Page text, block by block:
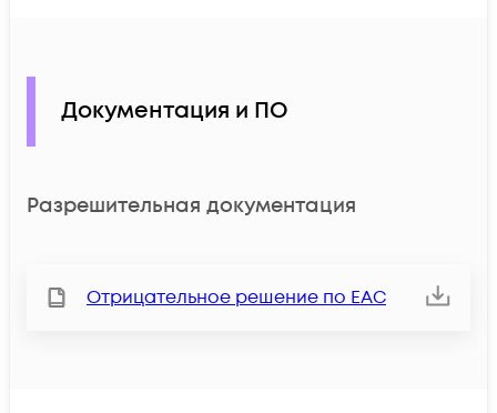
Документация и ПО
Разрешительная документация
Отрицательное решение по ЕАС